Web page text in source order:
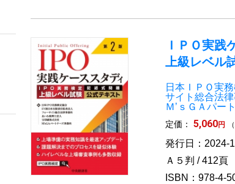
ＩＰＯ実
上級レベル
日本ＩＰＯ実
サイト総合法
Ｍ’ｓＧＡパー
定価： 5,060円
発行日：2024-
Ａ５判 / 412頁
ISBN：978-4-